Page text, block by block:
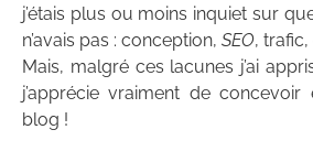
j’étais plus ou moins inquiet sur
n’avais pas : conception, SEO, trafic,
Mais, malgré ces lacunes j’ai
j’apprécie vraiment de concevoir
blog !